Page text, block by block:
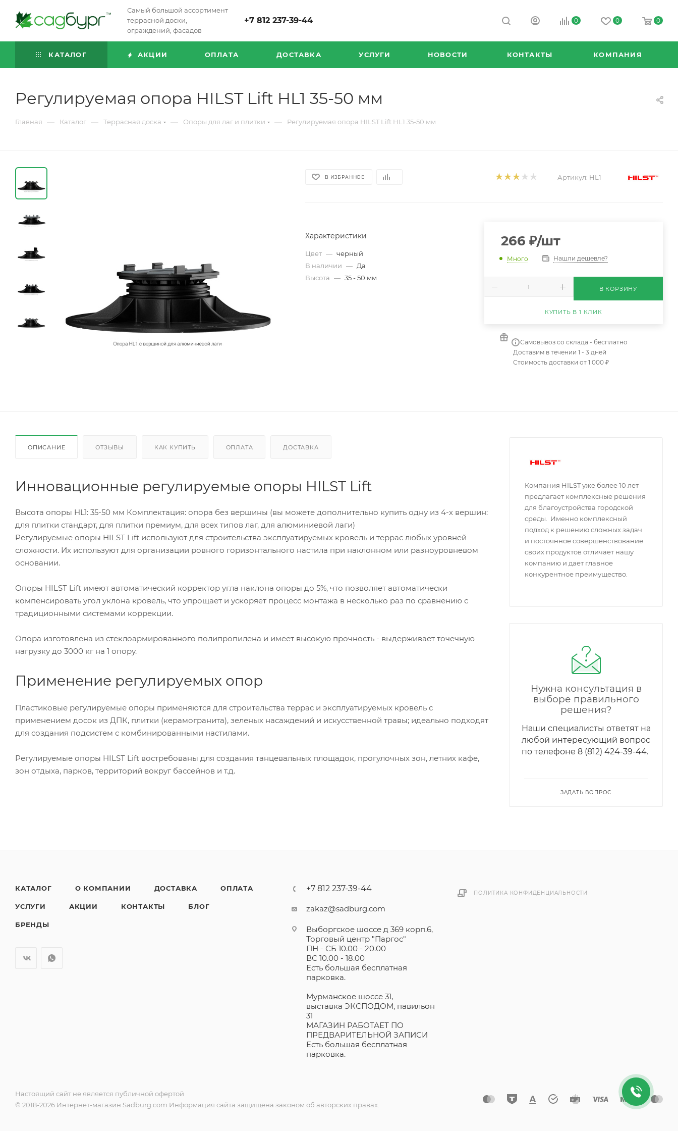
Самый большой ассортимент
террасной доски,
ограждений, фасадов
+7 812 237-39-44 0 0 0
КАТАЛОГ АКЦИИ ОПЛАТА ДОСТАВКА УСЛУГИ НОВОСТИ КОНТАКТЫ КОМПАНИЯ
Регулируемая опора HILST Lift HL1 35-50 мм
Главная — Каталог — Террасная доска — Опоры для лаг и плитки — Регулируемая опора HILST Lift HL1 35-50 мм
В ИЗБРАННОЕ Артикул: HL1
Характеристики
Цвет — черный
В наличии — Да
Высота — 35 - 50 мм
266 ₽/шт
Много Нашли дешевле?
В КОРЗИНУ
КУПИТЬ В 1 КЛИК
Самовывоз со склада - бесплатно
Доставим в течении 1 - 3 дней
Стоимость доставки от 1 000 ₽
ОПИСАНИЕ ОТЗЫВЫ КАК КУПИТЬ ОПЛАТА ДОСТАВКА
Инновационные регулируемые опоры HILST Lift
Высота опоры HL1: 35-50 мм Комплектация: опора без вершины (вы можете дополнительно купить одну из 4-х вершин:
для плитки стандарт, для плитки премиум, для всех типов лаг, для алюминиевой лаги)
Регулируемые опоры HILST Lift используют для строительства эксплуатируемых кровель и террас любых уровней
сложности. Их используют для организации ровного горизонтального настила при наклонном или разноуровневом
основании.
Опоры HILST Lift имеют автоматический корректор угла наклона опоры до 5%, что позволяет автоматически
компенсировать угол уклона кровель, что упрощает и ускоряет процесс монтажа в несколько раз по сравнению с
традиционными системами коррекции.
Опора изготовлена из стеклоармированного полипропилена и имеет высокую прочность - выдерживает точечную
нагрузку до 3000 кг на 1 опору.
Применение регулируемых опор
Пластиковые регулируемые опоры применяются для строительства террас и эксплуатируемых кровель с
применением досок из ДПК, плитки (керамогранита), зеленых насаждений и искусственной травы; идеально подходят
для создания подсистем с комбинированными настилами.
Регулируемые опоры HILST Lift востребованы для создания танцевальных площадок, прогулочных зон, летних кафе,
зон отдыха, парков, территорий вокруг бассейнов и т.д.
Компания HILST уже более 10 лет
предлагает комплексные решения
для благоустройства городской
среды. Именно комплексный
подход к решению сложных задач
и постоянное совершенствование
своих продуктов отличает нашу
компанию и дает главное
конкурентное преимущество.
Нужна консультация в
выборе правильного
решения?
Наши специалисты ответят на
любой интересующий вопрос
по телефонe 8 (812) 424-39-44.
ЗАДАТЬ ВОПРОС
КАТАЛОГ О КОМПАНИИ ДОСТАВКА ОПЛАТА
УСЛУГИ АКЦИИ КОНТАКТЫ БЛОГ
БРЕНДЫ
+7 812 237-39-44
zakaz@sadburg.com
Выборгское шоссе д 369 корп.6,
Торговый центр "Паргос"
ПН - СБ 10.00 - 20.00
ВС 10.00 - 18.00
Есть большая бесплатная
парковка.
Мурманское шоссе 31,
выставка ЭКСПОДОМ, павильон
31
МАГАЗИН РАБОТАЕТ ПО
ПРЕДВАРИТЕЛЬНОЙ ЗАПИСИ
Есть большая бесплатная
парковка.
ПОЛИТИКА КОНФИДЕНЦИАЛЬНОСТИ
Настоящий сайт не является публичной офертой
© 2018-2026 Интернет-магазин Sadburg.com Информация сайта защищена законом об авторских правах.